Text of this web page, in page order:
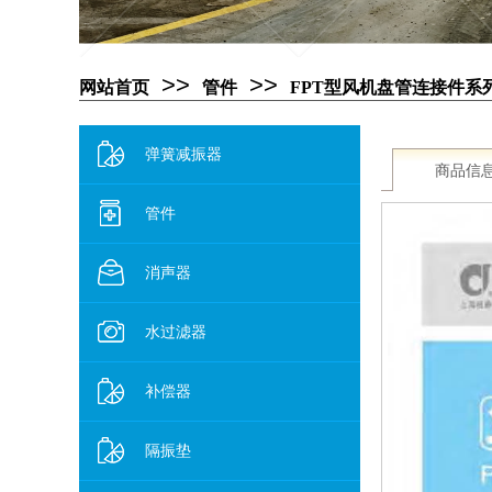
网站首页 >> 管件 >> FPT型风机盘管连接件系
弹簧减振器
管件
消声器
水过滤器
补偿器
隔振垫
商品信